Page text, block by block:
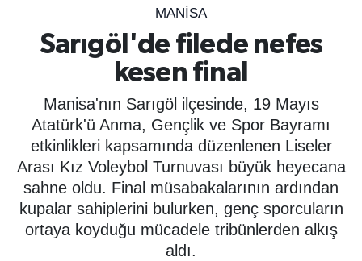
MANISA
Sarıgöl'de filede nefes
kesen final
Manisa'nın Sarıgöl ilçesinde, 19 Mayıs
Atatürk'ü Anma, Gençlik ve Spor Bayramı
etkinlikleri kapsamında düzenlenen Liseler
Arası Kız Voleybol Turnuvası büyük heyecana
sahne oldu. Final müsabakalarının ardından
kupalar sahiplerini bulurken, genç sporcuların
ortaya koyduğu mücadele tribünlerden alkış
aldı.
YAŞAM
BİLİM - TEKNOLOJİ
KADIN
KÜLTÜR SANAT